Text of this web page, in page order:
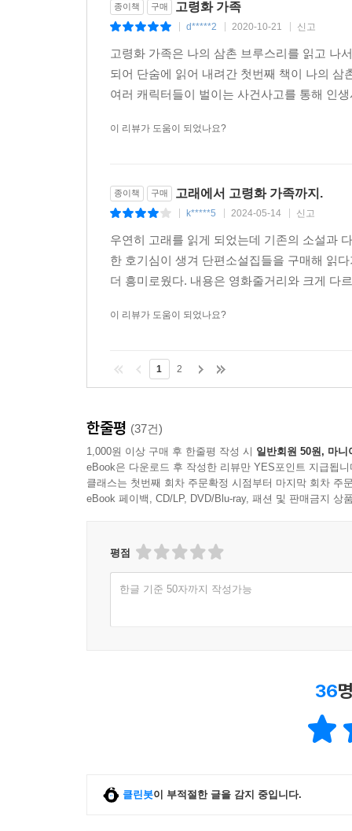
종이책 구매 고령화 가족
d*****2 2020-10-21 신고
고령화 가족은 나의 삼촌 브루스리를 읽고 나
되어 단숨에 읽어 내려간 첫번째 책이 나의
여러 캐릭터들이 벌이는 사건사고를 통해 인
이 리뷰가 도움이 되었나요?
종이책 구매 고래에서 고령화 가족까지.
k*****5 2024-05-14 신고
우연히 고래를 읽게 되었는데 기존의 소설과
한 호기심이 생겨 단편소설집들을 구매해 읽
더 흥미로웠다. 내용은 영화줄거리와 크게 다
이 리뷰가 도움이 되었나요?
1 2
한줄평 (37건)
1,000원 이상 구매 후 한줄평 작성 시 일반회원 50원, 마니
eBook은 다운로드 후 작성한 리뷰만 YES포인트 지급됩니
클래스는 첫번째 회차 주문확정 시점부터 마지막 회차 주
eBook 페이백, CD/LP, DVD/Blu-ray, 패션 및 판매금지 상
평점
한글 기준 50자까지 작성가능
36
클린봇이 부적절한 글을 감지 중입니다.